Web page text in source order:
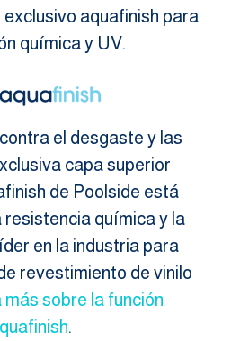
aquafinish para
química y UV.
el desgaste y las
capa superior
de Poolside está
resistencia química y la
en la industria para
revestimiento de vinilo
más sobre la función
.